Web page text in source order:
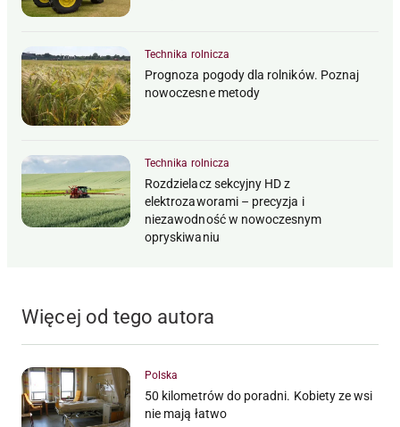
Technika rolnicza
Prognoza pogody dla rolników. Poznaj
nowoczesne metody
Technika rolnicza
Rozdzielacz sekcyjny HD z
elektrozaworami – precyzja i
niezawodność w nowoczesnym
opryskiwaniu
Więcej od tego autora
Polska
50 kilometrów do poradni. Kobiety ze wsi
nie mają łatwo